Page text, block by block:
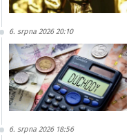
6. srpna 2026 20:10
6. srpna 2026 18:56